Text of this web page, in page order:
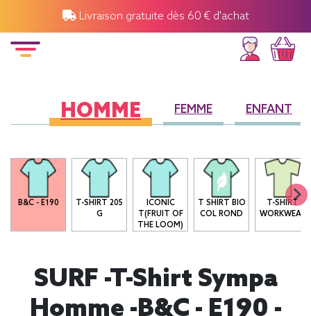
Livraison gratuite dès 60 € d'achat
HOMME FEMME ENFANT
B&C - E190
T-SHIRT 205
G
ICONIC
T(FRUIT OF
THE LOOM)
T SHIRT BIO
COL ROND
T-SHIRT
WORKWEAR
SURF -T-Shirt Sympa
Homme -B&C - E190 -